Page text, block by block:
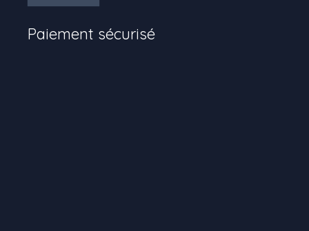
Paiement sécurisé